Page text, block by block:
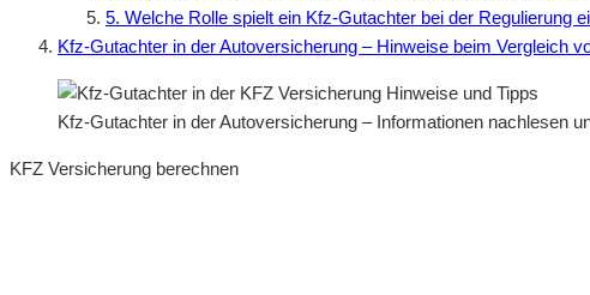
5. Welche Rolle spielt ein Kfz-Gutachter bei der Regulierung
Kfz-Gutachter in der Autoversicherung – Hinweise beim Vergleich
Kfz-Gutachter in der Autoversicherung – Informationen nachlesen
KFZ Versicherung berechnen